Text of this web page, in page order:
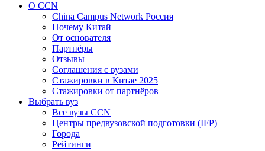
О ССN
China Campus Network Россия
Почему Китай
От основателя
Партнёры
Отзывы
Соглашения с вузами
Стажировки в Китае 2025
Стажировки от партнёров
Выбрать вуз
Все вузы CCN
Центры предвузовской подготовки (IFP)
Города
Рейтинги